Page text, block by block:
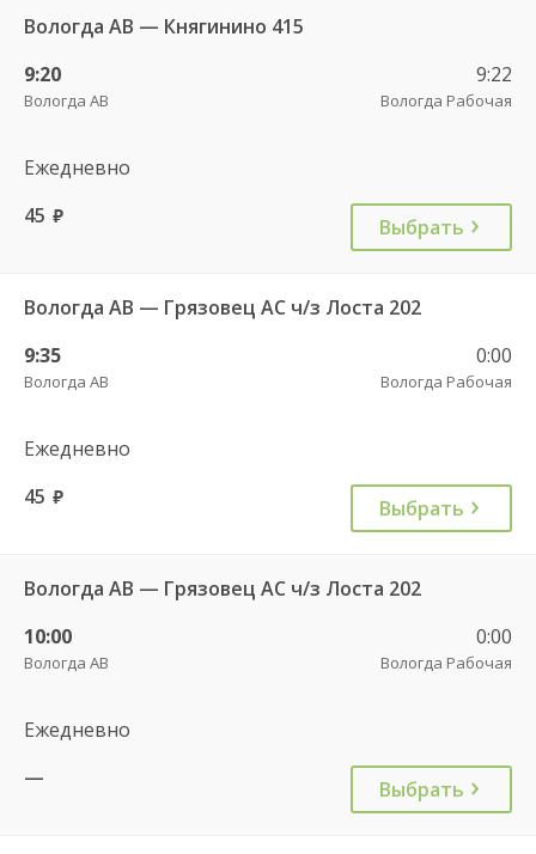
Вологда АВ — Княгинино 415
9:20
Вологда АВ
9:22
Вологда Рабочая
Ежедневно
45 руб. Выбрать
Вологда АВ — Грязовец АС ч/з Лоста 202
9:35
Вологда АВ
0:00
Вологда Рабочая
Ежедневно
45 руб. Выбрать
Вологда АВ — Грязовец АС ч/з Лоста 202
10:00
Вологда АВ
0:00
Вологда Рабочая
Ежедневно
—
Выбрать